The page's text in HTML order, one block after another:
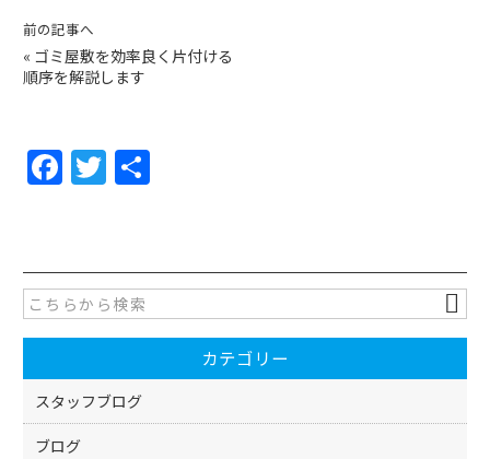
前の記事へ
« ゴミ屋敷を効率良く片付ける
順序を解説します
F
a
e
b
o
o
k
T
w
er
カテゴリー
スタッフブログ
ブログ